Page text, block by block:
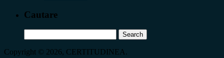
Cautare
for:
Copyright © 2026, CERTITUDINEA.